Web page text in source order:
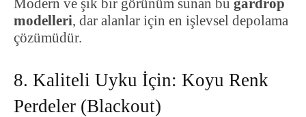
Modern ve şık bir görünüm sunan bu gardrop
modelleri, dar alanlar için en işlevsel depolama
çözümüdür.
8. Kaliteli Uyku İçin: Koyu Renk
Perdeler (Blackout)